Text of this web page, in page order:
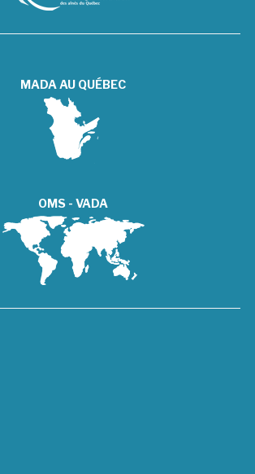
MADA AU QUÉBEC
OMS - VADA